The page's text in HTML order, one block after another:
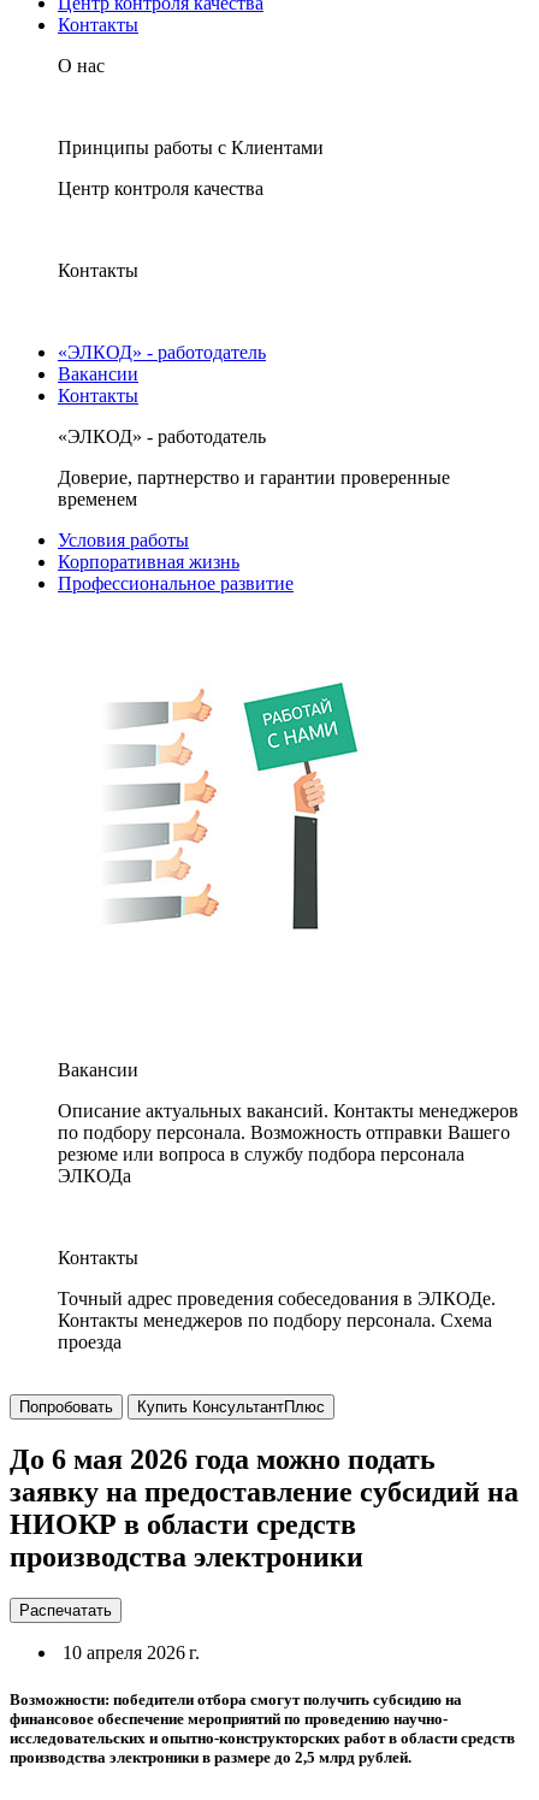
Контакты
О нас
Принципы работы с Клиентами
Центр контроля качества
Контакты
«ЭЛКОД» - работодатель
Вакансии
Контакты
«ЭЛКОД» - работодатель
Доверие, партнерство и гарантии проверенные
временем
Условия работы
Корпоративная жизнь
Профессиональное развитие
Вакансии
Описание актуальных вакансий. Контакты менеджеров
по подбору персонала. Возможность отправки Вашего
резюме или вопроса в службу подбора персонала
ЭЛКОДа
Контакты
Точный адрес проведения собеседования в ЭЛКОДе.
Контакты менеджеров по подбору персонала. Схема
проезда
Попробовать Купить КонсультантПлюс
До 6 мая 2026 года можно подать
заявку на предоставление субсидий на
НИОКР в области средств
производства электроники
Распечатать
10 апреля 2026 г.
Возможности: победители отбора смогут получить субсидию на
финансовое обеспечение мероприятий по проведению научно-
исследовательских и опытно-конструкторских работ в области средств
производства электроники в размере до 2,5 млрд рублей.